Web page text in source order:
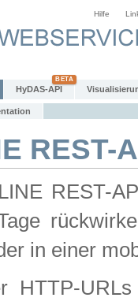
Hilfe
HyDAS-API
REST-
REST-
in einer
HTTP-